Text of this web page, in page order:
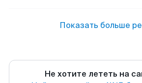
Показать больше
Не хотите лететь на